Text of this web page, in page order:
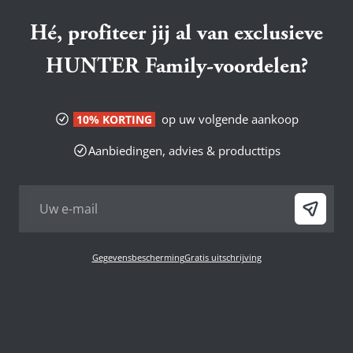
Hé, profiteer jij al van exclusieve
HUNTER Family-voordelen?
10% KORTING
op uw volgende aankoop
Aanbiedingen, advies & producttips
GegevensbeschermingGratis uitschrijving